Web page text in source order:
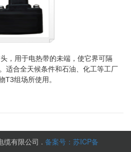
，用于电热带的未端，使它界可隔
适合全天候条件和石油、化工等工厂
T3组场所使用。
缆有限公司 . 备案号：苏ICP备